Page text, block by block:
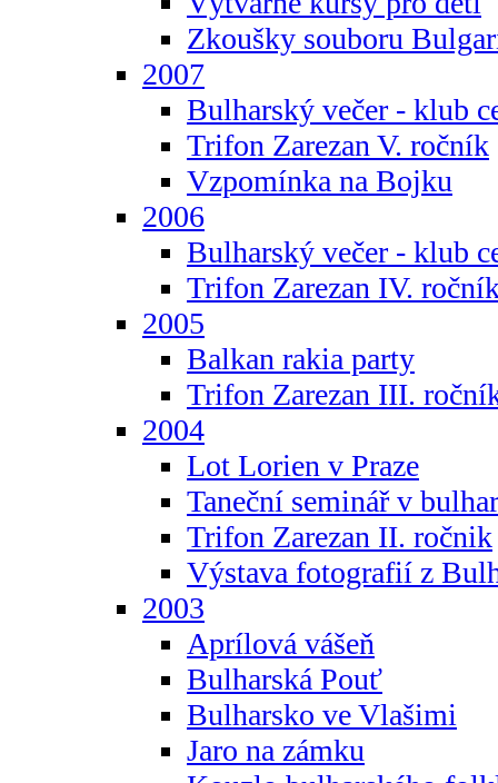
Zkoušky souboru
2007
Bulharský večer - klub
Trifon Zarezan V. ročník
Vzpomínka na Bojku
2006
Bulharský večer - klub
Trifon Zarezan IV.
2005
Balkan rakia party
Trifon Zarezan III.
2004
Lot Lorien v Praze
Taneční seminář v
Trifon Zarezan II. ročnik
Výstava fotografií z
2003
Aprílová vášeň
Bulharská Pouť
Bulharsko ve Vlašimi
Jaro na zámku